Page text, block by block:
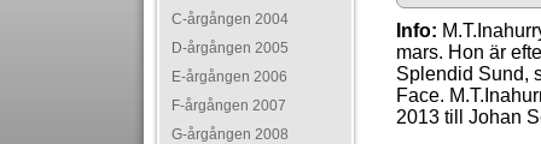
C-årgången 2004
D-årgången 2005
E-årgången 2006
F-årgången 2007
G-årgången 2008
Info:
mars. Hon är
Splendid Sund,
Face.
2013 till Johan